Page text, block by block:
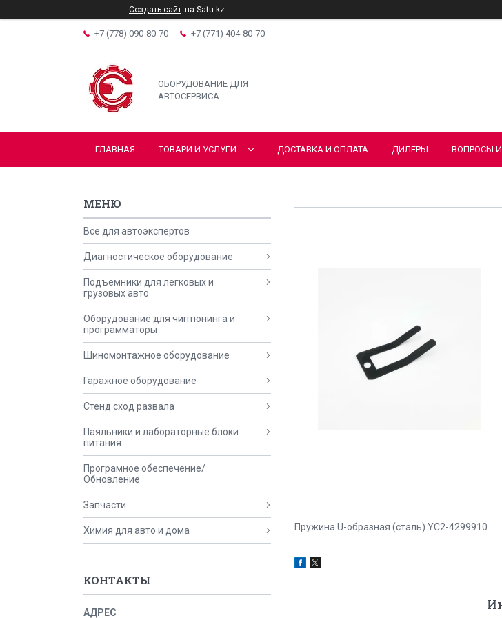
Создать сайт на Satu.kz
+7 (778) 090-80-70 +7 (771) 404-80-70
ОБОРУДОВАНИЕ ДЛЯ
АВТОСЕРВИСА
ГЛАВНАЯ ТОВАРИ И УСЛУГИ ДОСТАВКА И ОПЛАТА ДИЛЕРЫ ВОПРОСЫ
Пружина U-образная (сталь) YC2-4299910
Все для автоэкспертов
Диагностическое оборудование
Подъемники для легковых и
грузовых авто
Оборудование для чиптюнинга и
программаторы
Шиномонтажное оборудование
Гаражное оборудование
Стенд сход развала
Паяльники и лабораторные блоки
питания
Програмное обеспечение/
Обновление
Запчасти
Химия для авто и дома
КОНТАКТЫ